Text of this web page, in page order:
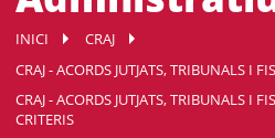
INICI
CRAJ
CRAJ - ACORDS JUTJATS, TRIBUNALS I
CRAJ - ACORDS JUTJATS, TRIBUNALS I
CRITERIS